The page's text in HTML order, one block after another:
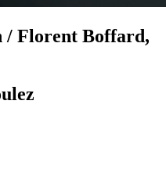
/ Florent Boffard,